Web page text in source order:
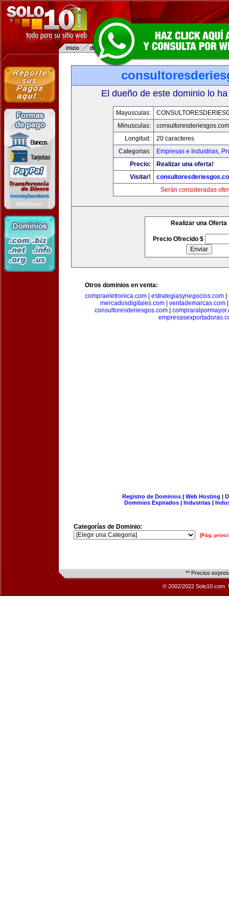
El dueño de este dominio lo
Mayusculas:
Minusculas:
consultoresderiesgos.com
Longitud:
20 caracteres
Categorias:
Empresas e Industrias,
Precio:
Realizar una oferta!
Visitar!
Serán consideradas
Realizar una Oferta
Precio Ofrecido $
Otros dominios en venta:
compraeletronica.com
estrategiasynegocios.com
mercadosdigitales.com| ventademarcas.com
consultoresderiesgos.com
Registro de Dominios| Web Hosting |
Dominios Expirados | Industrias |
Categorías de Dominio:
[Pág.
** Precios
© 2002/2022 Solo10.com